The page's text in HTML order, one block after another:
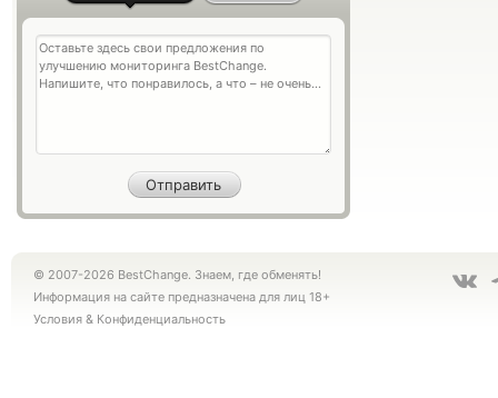
© 2007-2026 BestChange. Знаем, где обменять!
Информация на сайте предназначена для лиц 18+
Условия & Конфиденциальность